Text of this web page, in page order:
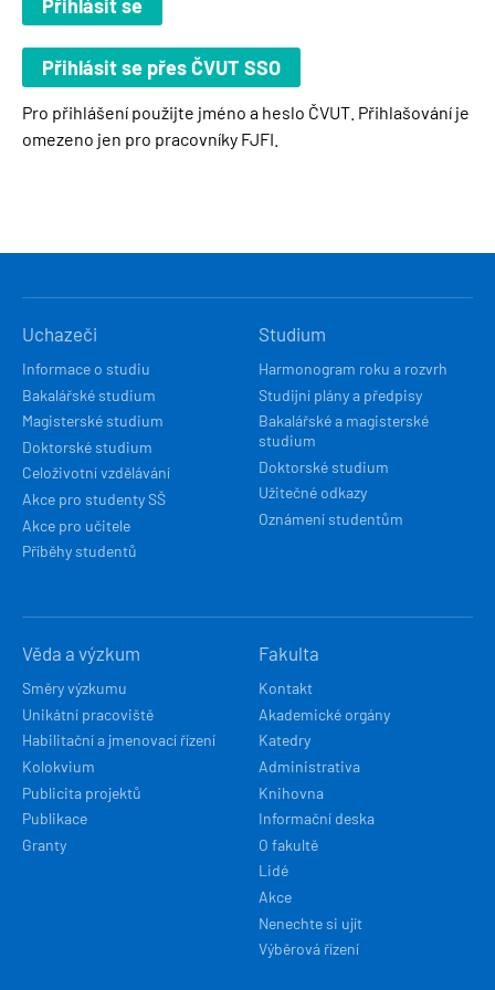
Pro přihlášení použijte jméno a heslo ČVUT. Přihlašování je
omezeno jen pro pracovníky FJFI.
NAVIGACE
Uchazeči
Informace o studiu
Bakalářské studium
Magisterské studium
Doktorské studium
Celoživotní vzdělávání
Akce pro studenty SŠ
Akce pro učitele
Příběhy studentů
Studium
Harmonogram roku a rozvrh
Studijní plány a předpisy
Bakalářské a magisterské
studium
Doktorské studium
Užitečné odkazy
Oznámení studentům
Věda a výzkum
Směry výzkumu
Unikátní pracoviště
Habilitační a jmenovací řízení
Kolokvium
Publicita projektů
Publikace
Granty
Fakulta
Kontakt
Akademické orgány
Katedry
Administrativa
Knihovna
Informační deska
O fakultě
Lidé
Akce
Nenechte si ujít
Výběrová řízení